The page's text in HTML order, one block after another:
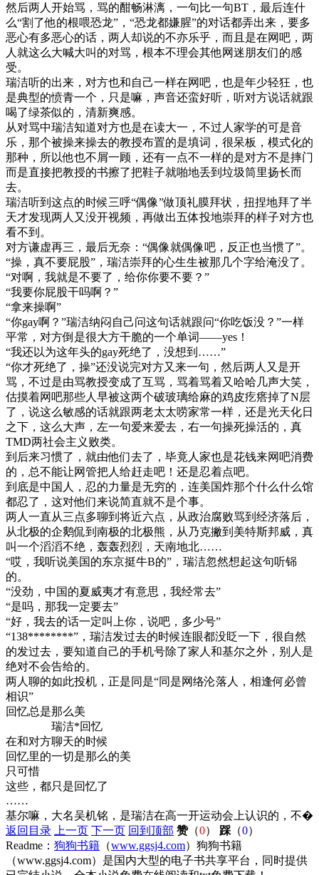
然后两人开始骂，骂的酣畅淋漓，一句比一句BT，最后连什
么“割了他的根喂恐龙”，“恐龙都嫌腥”的对话都弄出来，要多
恶心有多恶心的话，两人却说的不亦乐乎，而且是在网吧，两
人就这么大喊大叫的对骂，根本不理会其他网迷朋友们的感
受。
瑞洁听的出来，对方也和自己一样在网吧，也是年少轻狂，也
是典型的愤青一个，只是嘛，声音还蛮好听，听对方说话就跟
喝了绿茶似的，清新爽感。
从对骂中瑞洁知道对方也是在读大一，不过人家学的可是音
乐，那个被操来操去的教授布置的是填词，很呆板，模式化的
那种，所以他也不屑一顾，还有一点不一样的是对方不是摔门
而是直接把教授的书擦了把鞋子就啪地丢到垃圾筒里扬长而
去。
瑞洁听到这点的时候三呼“偶像”做顶礼膜拜状，扭捏地拜了半
天才发现两人又没开视频，再做出五体投地崇拜的样子对方也
看不到。
对方谦虚再三，最后无奈：“偶像就偶像吧，反正也当惯了”。
“操，真不要屁股”，瑞洁崇拜的心生生被那几个字给淹没了。
“对啊，我就是不要了，给你你要不要？”
“我要你屁股干吗啊？”
“拿来操啊”
“你gay啊？”瑞洁纳闷自己问这句话就跟问“你吃饭没？”一样
平常，对方倒是很大方干脆的一个单词——yes！
“我还以为这年头的gay死绝了，没想到……”
“你才死绝了，操”还没说完对方又来一句，然后两人又是开
骂，不过是由骂教授变成了互骂，骂着骂着又哈哈几声大笑，
估摸着网吧那些人早被这两个破玻璃给麻的鸡皮疙瘩掉了N层
了，说这么敏感的话就跟两老太太唠家常一样，还是光天化日
之下，这么大声，左一句爱来爱去，右一句操死操活的，真
TMD两社会主义败类。
到后来习惯了，就由他们去了，毕竟人家也是花钱来网吧消费
的，总不能让网管把人给赶走吧！还是忍着点吧。
到底是中国人，忍的力量是无穷的，连美国炸那个什么什么馆
都忍了，这对他们来说简直就不是个事。
两人一直从三点多聊到将近六点，从政治腐败骂到经济落后，
从北极的企鹅侃到南极的北极熊，从乃克撇到美特斯邦威，真
叫一个滔滔不绝，轰轰烈烈，天南地北……
“哎，我听说美国的东京挺牛B的”，瑞洁忽然想起这句听铞
的。
“没劲，中国的夏威夷才有意思，我经常去”
“是吗，那我一定要去”
“好，我去的话一定叫上你，说吧，多少号”
“138********”，瑞洁发过去的时候连眼都没眨一下，很自然
的发过去，要知道自己的手机号除了家人和基尔之外，别人是
绝对不会告给的。
两人聊的如此投机，正是同是“同是网络沦落人，相逢何必曾
相识”
回忆总是那么美
瑞洁*回忆
在和对方聊天的时候
回忆里的一切是那么的美
只可惜
这些，都只是回忆了
……
基尔嘛，大名吴机铭，是瑞洁在高一开运动会上认识的，不�
返回目录
上一页 下一页 回到顶部 赞（0） 踩 （0）
Readme： 狗狗书籍 （www.ggsj4.com）狗狗书籍
（www.ggsj4.com）是国内大型的电子书共享平台，同时提供